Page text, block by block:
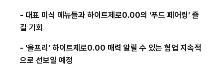
- 대표 미식 메뉴들과 하이트제로0.00의 ‘푸드 페어링’ 즐
길 기회
- ‘올프리’ 하이트제로0.00 매력 알릴 수 있는 협업 지속적
으로 선보일 예정